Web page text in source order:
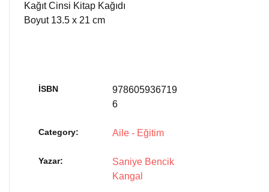
Kağıt Cinsi Kitap Kağıdı
Boyut 13.5 x 21 cm
İSBN
978605936719
6
Category: Aile - Eğitim
Yazar
Saniye Bencik
Kangal